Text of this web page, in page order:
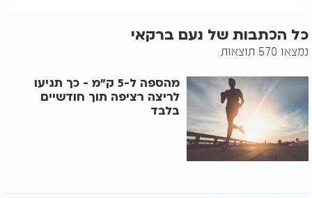
כל הכתבות של נעם ברקאי
נמצאו 570 תוצאות
מהספה ל-5 ק"מ - כך תגיעו
לריצה רציפה תוך חודשיים
בלבד